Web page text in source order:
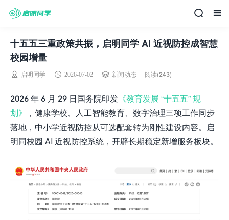
十五五三重政策共振，启明同学 AI 近视防控成智慧
校园增量
启明同学 2026-07-02 新闻动态 阅读(243)
2026 年 6 月 29 日国务院印发 《教育发展 “十五五” 规
划》
，健康学校、人工智能教育、数字治理三项工作同步
落地，中小学近视防控从可选配套转为刚性建设内容。启
明同校园 AI 近视防控系统，开辟长期稳定新增服务板块。